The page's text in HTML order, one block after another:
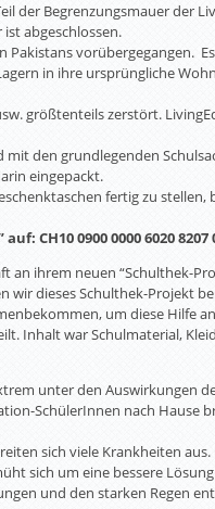
der Begrenzungsmauer der
abgeschlossen.
vorübergegangen.
in ihre ursprüngliche
größtenteils zerstört.
den grundlegenden
eingepackt.
fertig zu stellen,
auf: CH10 0900 0000 6020 8207
an ihrem neuen “Schulthek-
wir dieses Schulthek-Projekt
um diese Hilfe
Inhalt war Schulmaterial,
unter den Auswirkungen
SchülerInnen nach Hause
sich viele Krankheiten aus.
sich um eine bessere
und den starken Regen